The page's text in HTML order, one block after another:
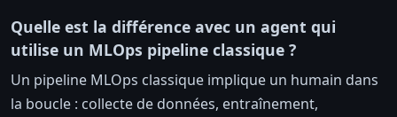
Quelle est la différence avec un agent qui
utilise un MLOps pipeline classique ?
Un pipeline MLOps classique implique un humain dans
la boucle : collecte de données, entraînement,